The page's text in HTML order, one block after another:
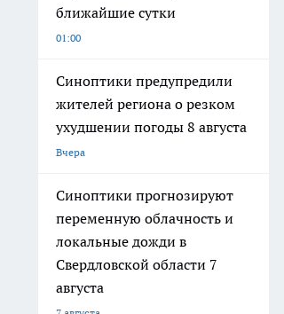
ближайшие сутки
01:00
Синоптики предупредили
жителей региона о резком
ухудшении погоды 8 августа
Вчера
Синоптики прогнозируют
переменную облачность и
локальные дожди в
Свердловской области 7
августа